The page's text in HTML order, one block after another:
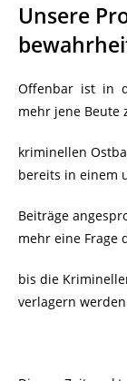
Unsere
Offenbar ist in
mehr jene Beute
kriminellen
bereits in einem
Beiträge
mehr eine Frage
bis die
verlagern